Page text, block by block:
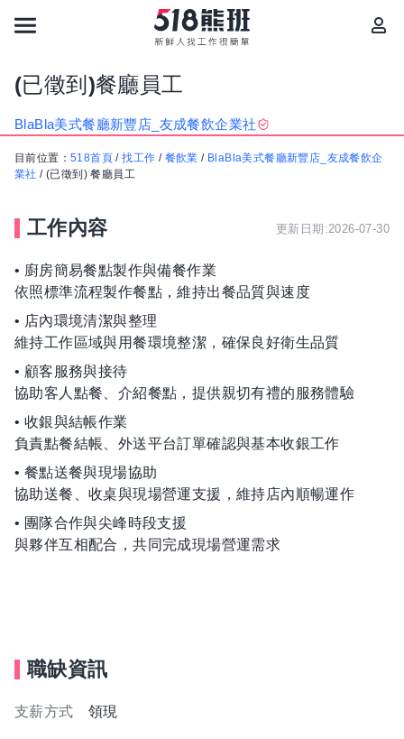
(已徵到)餐廳員工
BlaBla美式餐廳新豐店_友成餐飲企業社
目前位置： 518首頁 /找工作 / 餐飲業 / BlaBla美式餐廳新豐店_友成餐飲企
業社 /(已徵到) 餐廳員工
工作內容 更新日期:2026-07-30
• 廚房簡易餐點製作與備餐作業
依照標準流程製作餐點，維持出餐品質與速度
• 店內環境清潔與整理
維持工作區域與用餐環境整潔，確保良好衛生品質
• 顧客服務與接待
協助客人點餐、介紹餐點，提供親切有禮的服務體驗
• 收銀與結帳作業
負責點餐結帳、外送平台訂單確認與基本收銀工作
• 餐點送餐與現場協助
協助送餐、收桌與現場營運支援，維持店內順暢運作
• 團隊合作與尖峰時段支援
與夥伴互相配合，共同完成現場營運需求
職缺資訊
支薪方式 領現